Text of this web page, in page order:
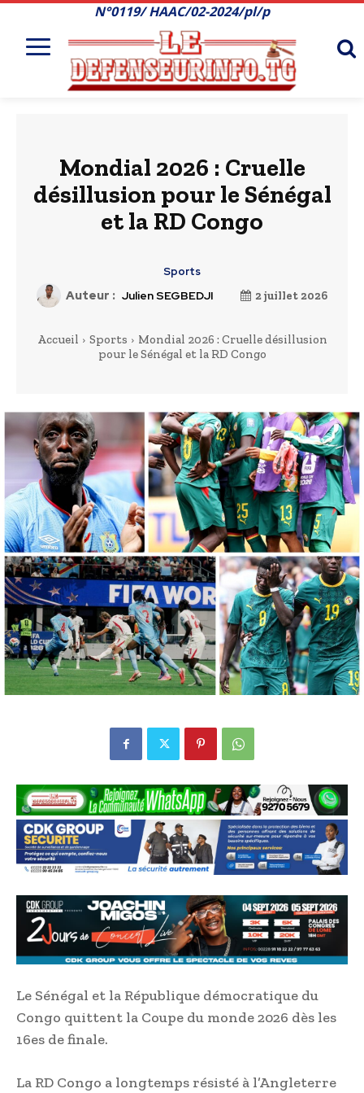
N°0119/ HAAC/02-2024/pl/p
Mondial 2026 : Cruelle
désillusion pour le Sénégal
et la RD Congo
Sports
Auteur : Julien SEGBEDJI 2 juillet 2026
Accueil Sports
Mondial 2026 : Cruelle désillusion
pour le Sénégal et la RD Congo
Le Sénégal et la République démocratique du
Congo quittent la Coupe du monde 2026 dès les
16es de finale.
La RD Congo a longtemps résisté à l’Angleterre